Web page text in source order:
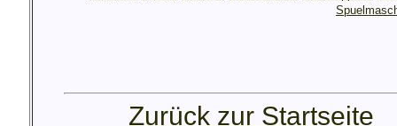
Zurück zur Startseite